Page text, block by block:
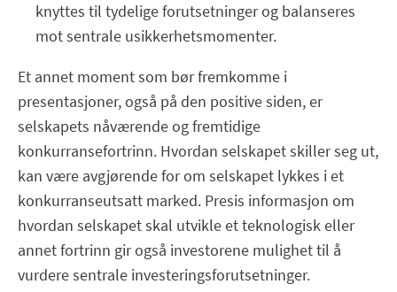
knyttes til tydelige forutsetninger og balanseres
mot sentrale usikkerhetsmomenter.
Et annet moment som bør fremkomme i
presentasjoner, også på den positive siden, er
selskapets nåværende og fremtidige
konkurransefortrinn. Hvordan selskapet skiller seg ut,
kan være avgjørende for om selskapet lykkes i et
konkurranseutsatt marked. Presis informasjon om
hvordan selskapet skal utvikle et teknologisk eller
annet fortrinn gir også investorene mulighet til å
vurdere sentrale investeringsforutsetninger.